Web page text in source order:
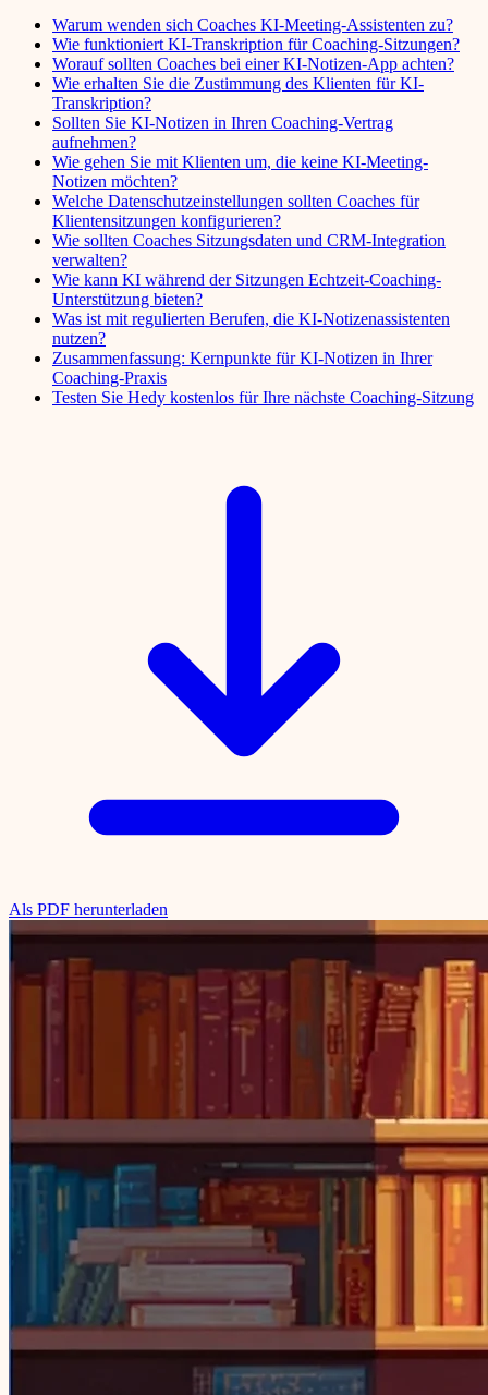
Warum wenden sich Coaches KI-Meeting-Assistenten zu?
Wie funktioniert KI-Transkription für Coaching-Sitzungen?
Worauf sollten Coaches bei einer KI-Notizen-App achten?
Wie erhalten Sie die Zustimmung des Klienten für KI-
Transkription?
Sollten Sie KI-Notizen in Ihren Coaching-Vertrag
aufnehmen?
Wie gehen Sie mit Klienten um, die keine KI-Meeting-
Notizen möchten?
Welche Datenschutzeinstellungen sollten Coaches für
Klientensitzungen konfigurieren?
Wie sollten Coaches Sitzungsdaten und CRM-Integration
verwalten?
Wie kann KI während der Sitzungen Echtzeit-Coaching-
Unterstützung bieten?
Was ist mit regulierten Berufen, die KI-Notizenassistenten
nutzen?
Zusammenfassung: Kernpunkte für KI-Notizen in Ihrer
Coaching-Praxis
Testen Sie Hedy kostenlos für Ihre nächste Coaching-Sitzung
Als PDF herunterladen